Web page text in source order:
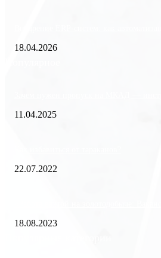
18.04.2026
11.04.2025
22.07.2022
18.08.2023